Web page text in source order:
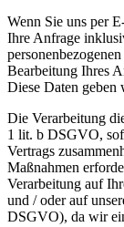
Wenn Sie uns per
Ihre Anfrage
Bearbeitung Ihres
Diese Daten
Die Verarbeitung
1 lit. b DSGVO,
Vertrags
Maßnahmen
Verarbeitung auf
und / oder auf
DSGVO), da wir